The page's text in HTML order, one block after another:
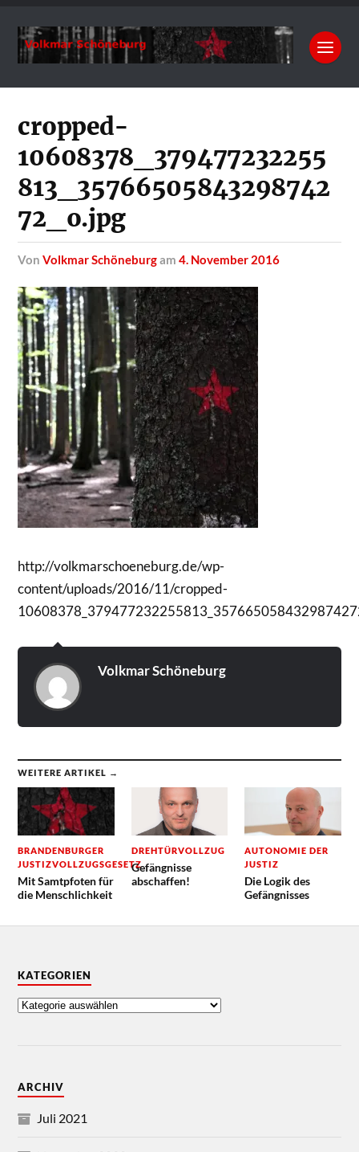
cropped-
10608378_379477232255
813_35766505843298742
72_o.jpg
vonVolkmar Schöneburgam4. November 2016
http://volkmarschoeneburg.de/wp-
content/uploads/2016/11/cropped-
Volkmar Schöneburg
WEITERE ARTIKEL →
BRANDENBURGER
JUSTIZVOLLZUGSGESETZ
Mit Samtpfoten für
die Menschlichkeit
DREHTÜRVOLLZUG
Gefängnisse
abschaffen!
AUTONOMIE DER
JUSTIZ
Die Logik des
Gefängnisses
KATEGORIEN
ARCHIV
Juli 2021